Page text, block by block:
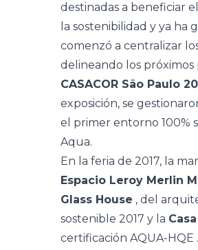
destinadas a beneficiar
la sostenibilidad y ya ha
comenzó a centralizar
delineando los
CASACOR São Paulo
exposición, se
el primer entorno 100%
Aqua.
En la feria de 2017, la
Espacio Leroy Merlin
Glass House , del
sostenible 2017 y la
certificación AQUA-HQE